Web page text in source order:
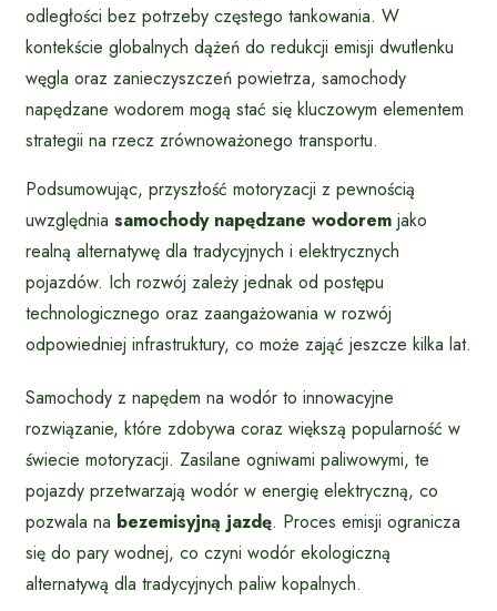
odległości bez potrzeby częstego tankowania. W
kontekście globalnych dążeń do redukcji emisji dwutlenku
węgla oraz zanieczyszczeń powietrza, samochody
napędzane wodorem mogą stać się kluczowym elementem
strategii na rzecz zrównoważonego transportu.
Podsumowując, przyszłość motoryzacji z pewnością
uwzględnia samochody napędzane wodorem jako
realną alternatywę dla tradycyjnych i elektrycznych
pojazdów. Ich rozwój zależy jednak od postępu
technologicznego oraz zaangażowania w rozwój
odpowiedniej infrastruktury, co może zająć jeszcze kilka lat.
Samochody z napędem na wodór to innowacyjne
rozwiązanie, które zdobywa coraz większą popularność w
świecie motoryzacji. Zasilane ogniwami paliwowymi, te
pojazdy przetwarzają wodór w energię elektryczną, co
pozwala na bezemisyjną jazdę. Proces emisji ogranicza
się do pary wodnej, co czyni wodór ekologiczną
alternatywą dla tradycyjnych paliw kopalnych.